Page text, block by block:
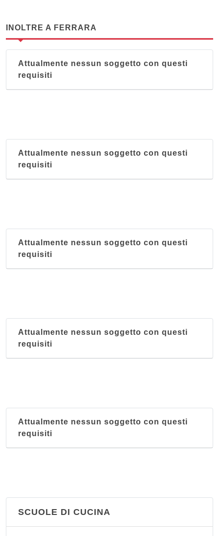
INOLTRE A FERRARA
Attualmente nessun soggetto con questi
requisiti
Attualmente nessun soggetto con questi
requisiti
Attualmente nessun soggetto con questi
requisiti
Attualmente nessun soggetto con questi
requisiti
Attualmente nessun soggetto con questi
requisiti
SCUOLE DI CUCINA